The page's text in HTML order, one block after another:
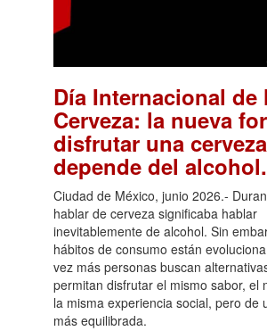
Día Internacional de
Cerveza: la nueva
disfrutar una
depende del alcohol.
Ciudad de México, junio 2026.-
hablar de cerveza significaba hablar
inevitablemente de alcohol. Sin
hábitos de consumo están
vez más personas buscan
permitan disfrutar el mismo sabor, el
la misma experiencia social, pero de
más equilibrada.